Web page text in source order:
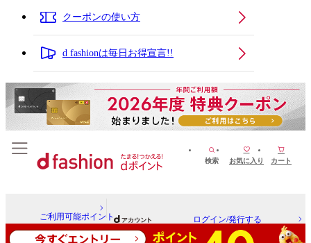
クーポンの使い方
d fashionは毎日お得宣言!!
検索 お気に入り カート
ご利用可能ポイント ログイン/発行する